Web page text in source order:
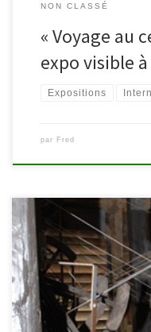
NON CLASSÉ
« Voyage au
expo visible
Expositions
par Fred
Pour rappel, le samedi
Malmedy vous offre une
Bastogne et l’artisan
Journées du Patrimoine.
guidées du carillon de la